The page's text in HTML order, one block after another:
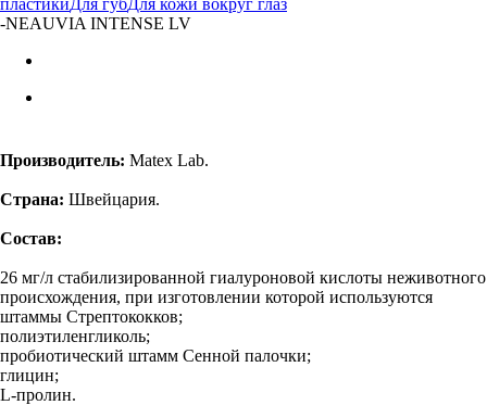
-NEAUVIA INTENSE LV
Производитель: Matex Lab.
Страна: Швейцария.
Состав:
26 мг/л стабилизированной гиалуроновой кислоты неживотного
происхождения, при изготовлении которой используются
штаммы Стрептококков;
полиэтиленгликоль;
пробиотический штамм Сенной палочки;
глицин;
L-пролин.